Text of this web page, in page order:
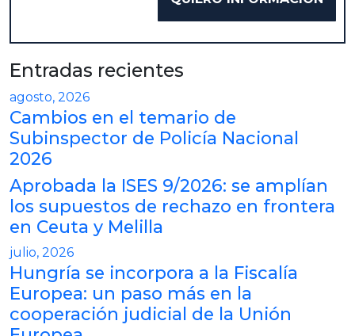
Entradas recientes
agosto, 2026
Cambios en el temario de
Subinspector de Policía Nacional
2026
Aprobada la ISES 9/2026: se amplían
los supuestos de rechazo en frontera
en Ceuta y Melilla
julio, 2026
Hungría se incorpora a la Fiscalía
Europea: un paso más en la
cooperación judicial de la Unión